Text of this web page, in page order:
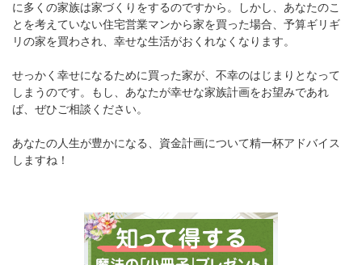
に多くの家族は家づくりをするのですから。しかし、あなたのこ
とを考えていない住宅営業マンから家を買った場合、予算ギリギ
リの家を買わされ、幸せな生活がおくれなくなります。
せっかく幸せになるために買った家が、不幸のはじまりとなって
しまうのです。もし、あなたが幸せな家族計画をお望みであれ
ば、ぜひご相談ください。
あなたの人生が豊かになる、資金計画について精一杯アドバイス
しますね！